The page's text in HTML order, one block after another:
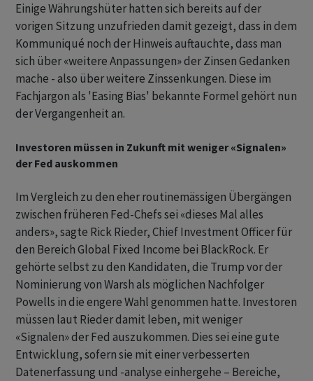
Einige Währungshüter hatten sich bereits auf der
vorigen Sitzung unzufrieden damit gezeigt, dass in dem
Kommuniqué noch der Hinweis auftauchte, dass man
sich ​über «weitere Anpassungen» der Zinsen Gedanken
mache - also über weitere Zinssenkungen. Diese im
Fachjargon als 'Easing Bias' bekannte Formel ​gehört nun
der Vergangenheit an.
Investoren müssen in Zukunft mit weniger «Signalen»
der Fed auskommen
Im Vergleich zu den eher routinemässigen Übergängen
zwischen früheren Fed-Chefs sei «dieses Mal alles
anders», sagte Rick Rieder, Chief Investment Officer für
den Bereich Global Fixed Income bei BlackRock. Er
‌gehörte selbst zu den Kandidaten, die Trump vor der
Nominierung von Warsh als möglichen Nachfolger
Powells in die engere Wahl genommen hatte. Investoren
müssen laut Rieder damit leben, mit weniger
«Signalen» der Fed auszukommen. Dies sei eine gute
Entwicklung, sofern sie mit einer verbesserten
Datenerfassung und -analyse einhergehe – Bereiche,